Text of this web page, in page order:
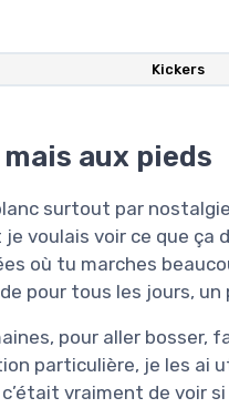
Kickers
aux pieds
surtout par
voulais voir ce que ça
où tu marches
pour tous les jours,
pour aller bosser,
particulière, je les ai
vraiment de voir